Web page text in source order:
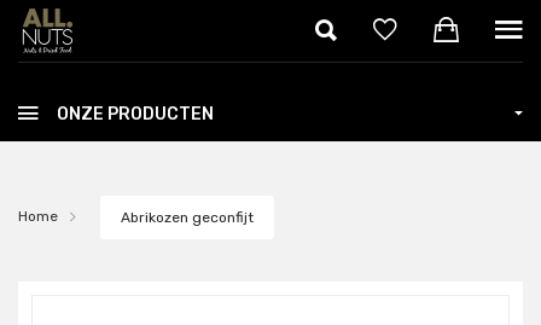
Skip to main content
ONZE PRODUCTEN
Home Abrikozen geconfijt